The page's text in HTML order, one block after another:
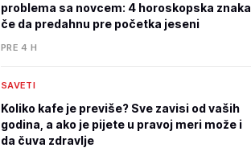
problema sa novcem: 4 horoskopska znaka
če da predahnu pre početka jeseni
PRE 4 H
SAVETI
Koliko kafe je previše? Sve zavisi od vaših
godina, a ako je pijete u pravoj meri može i
da čuva zdravlje